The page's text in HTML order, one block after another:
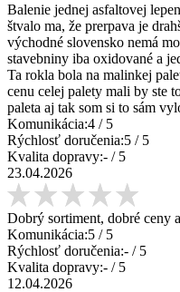
Balenie jednej asfaltovej
štvalo ma, že prerpava je
východné slovensko nemá
stavebniny iba oxidované a
Ta rokla bola na malinkej
cenu celej palety mali by ste
paleta aj tak som si to sám
Komunikácia:4 / 5
Rýchlosť doručenia:5 / 5
Kvalita dopravy:- / 5
23.04.2026
Dobrý sortiment, dobré ceny
Komunikácia:5 / 5
Rýchlosť doručenia:- / 5
Kvalita dopravy:- / 5
12.04.2026